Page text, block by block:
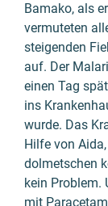
Bamako, als
vermuteten
steigenden
auf. Der
einen Tag
ins
wurde. Das
Hilfe von
dolmetschen
kein Problem.
mit